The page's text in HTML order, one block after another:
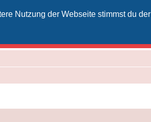
Nutzung der Webseite stimmst du der